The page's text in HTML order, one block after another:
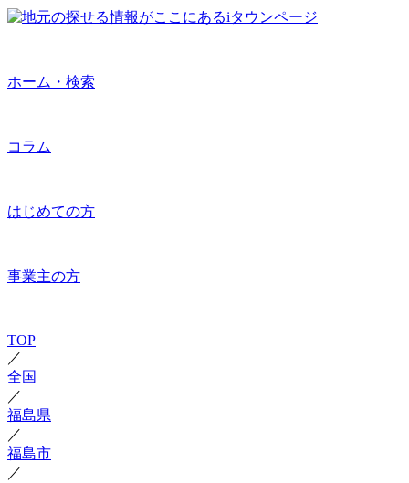
ホーム・検索
コラム
はじめての方
事業主の方
TOP
／
全国
／
福島県
／
福島市
／